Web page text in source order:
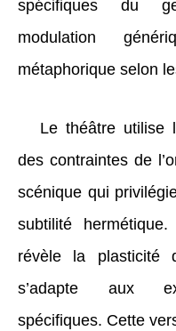
spécifiques du
modulation
métaphorique selon
Le théâtre utilise
des contraintes de
scénique qui
subtilité
révèle la plasticité
s’adapte aux
spécifiques. Cette